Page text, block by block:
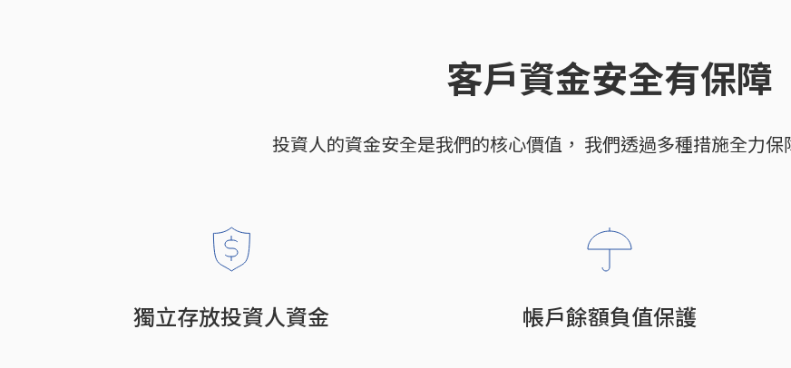
客戶資金安全有保障
投資人的資金安全是我們的核心價值， 我們透過多種措施全力保
獨立存放投資人資金 帳戶餘額負值保護